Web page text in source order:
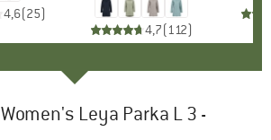
4,6(25)
4,7(112)
Women's Leya Parka L 3 -